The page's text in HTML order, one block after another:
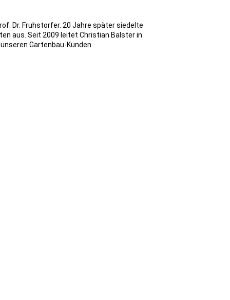
Dr. Fruhstorfer. 20 Jahre später siedelte
aus. Seit 2009 leitet Christian Balster in
Gartenbau-Kunden.